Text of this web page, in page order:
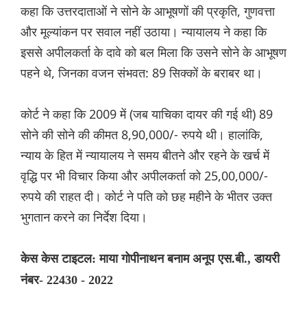
कहा कि उत्तरदाताओं ने सोने के आभूषणों की प्रकृति, गुणवत्ता
और मूल्यांकन पर सवाल नहीं उठाया। न्यायालय ने कहा कि
इससे अपीलकर्ता के दावे को बल मिला कि उसने सोने के आभूषण
पहने थे, जिनका वजन संभवत: 89 सिक्कों के बराबर था।
कोर्ट ने कहा कि 2009 में (जब याचिका दायर की गई थी) 89
सोने की सोने की कीमत 8,90,000/- रुपये थी। हालांकि,
न्याय के हित में न्यायालय ने समय बीतने और रहने के खर्च में
वृद्धि पर भी विचार किया और अपीलकर्ता को 25,00,000/-
रुपये की राहत दी। कोर्ट ने पति को छह महीने के भीतर उक्त
भुगतान करने का निर्देश दिया।
केस केस टाइटल: माया गोपीनाथन बनाम अनूप एस.बी., डायरी
नंबर- 22430 - 2022